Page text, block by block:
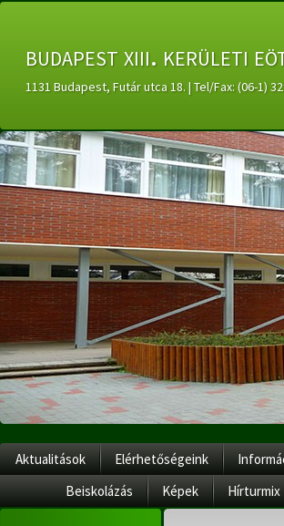
budapest xiii. kerületi
1131 Budapest, Futár utca 18. | Tel/Fax: (06-1)
Aktualitások Elérhetőségeink
Beiskolázás
Képek Hírturmix